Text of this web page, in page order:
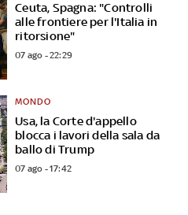
Ceuta, Spagna: "Controlli
alle frontiere per l'Italia in
ritorsione"
07 ago - 22:29
Usa, la Corte d'appello
blocca i lavori della sala da
ballo di Trump
MONDO
07 ago - 17:42